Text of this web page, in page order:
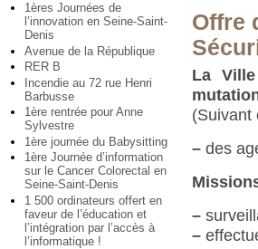
1ères Journées de
l’innovation en Seine-Saint-
Denis
Avenue de la République
RER B
Incendie au 72 rue Henri
Barbusse
1ère rentrée pour Anne
Sylvestre
1ère journée du Babysitting
1ère Journée d’information
sur le Cancer Colorectal en
Seine-Saint-Denis
1 500 ordinateurs offert en
faveur de l’éducation et
l’intégration par l’accès à
l’informatique !
Offre
La
(Suivant
– des
–
–